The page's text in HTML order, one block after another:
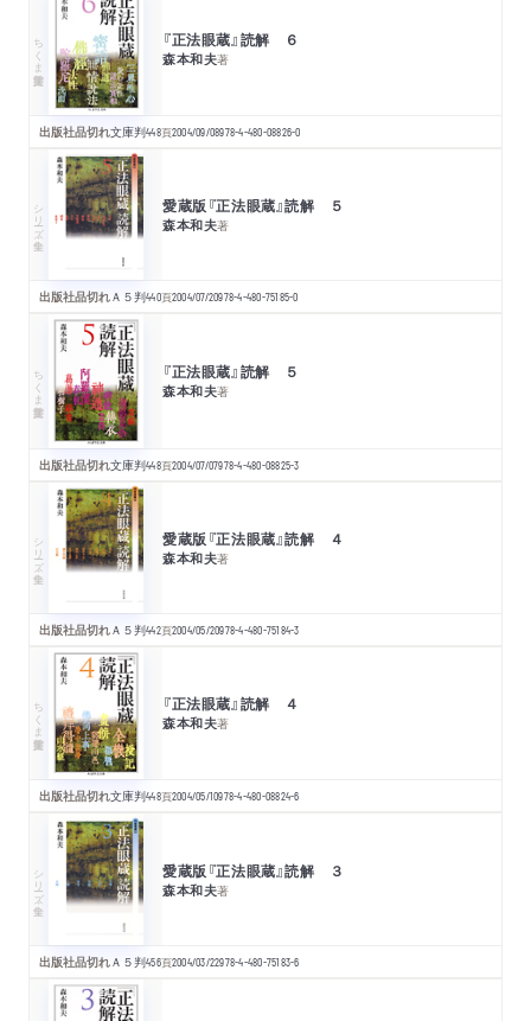
ちくま学芸文庫 『正法眼蔵』読解 ６
森本和夫著
出版社品切れ文庫判448頁2004/09/08978-4-480-08826-0
シリーズ・全集 愛蔵版『正法眼蔵』読解 ５
森本和夫著
出版社品切れＡ５判440頁2004/07/20978-4-480-75185-0
ちくま学芸文庫 『正法眼蔵』読解 ５
森本和夫著
出版社品切れ文庫判448頁2004/07/07978-4-480-08825-3
シリーズ・全集 愛蔵版『正法眼蔵』読解 ４
森本和夫著
出版社品切れＡ５判442頁2004/05/20978-4-480-75184-3
ちくま学芸文庫 『正法眼蔵』読解 ４
森本和夫著
出版社品切れ文庫判448頁2004/05/10978-4-480-08824-6
シリーズ・全集 愛蔵版『正法眼蔵』読解 ３
森本和夫著
出版社品切れＡ５判456頁2004/03/22978-4-480-75183-6